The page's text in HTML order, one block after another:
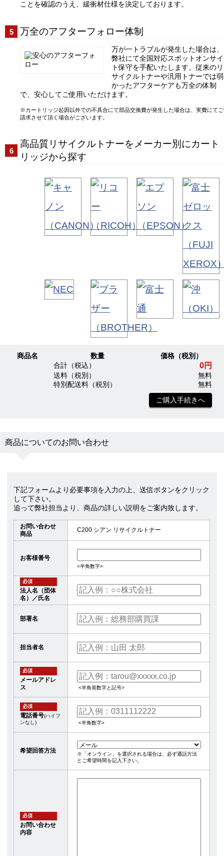
ことを確認のうえ、緩衝材仕様を決定しております。
万全のアフターフォロー体制
万が一トラブルが発生した場合は、
弊社にて全国対応スポットオンサイ
ト保守を手配いたします。従来のリ
サイクルトナーや汎用トナーでは弱
かったアフターケアも万全の体制
で、安心してご使用いただけます。
カートリッジ起因以外での不具合にて部品交換費が発生した場合は、実費にてご
請求させて頂く場合がございます。
高品質リサイクルトナーをメーカー別にカート
リッジから探す
商品名 数量
価格（税別）
合計（税込）
0円
送料（税別）
無料
特別配送料（税別）
無料
ご購入手続きへ
商品についてのお問い合わせ
下記フォームより必要事項を入力の上、送信ボタンをクリック
して下さい。
追って弊社担当より、商品の詳しい説明をご案内致します。
お問い合わせ
商品
C200 シアン リサイクルトナー
お客様番号
<半角数字>
必須
法人名（団体
名）／氏名
部署名
担当者名
必須
メールアドレ
ス
<半角英数字と記号>
必須
電話番号(ハイフ
ンなし)
<半角数字>
希望回答方法
※「オンライン」を選択される場合は、必ず通話方法
とご希望時間を記入下さい。
必須
お問い合わせ
内容